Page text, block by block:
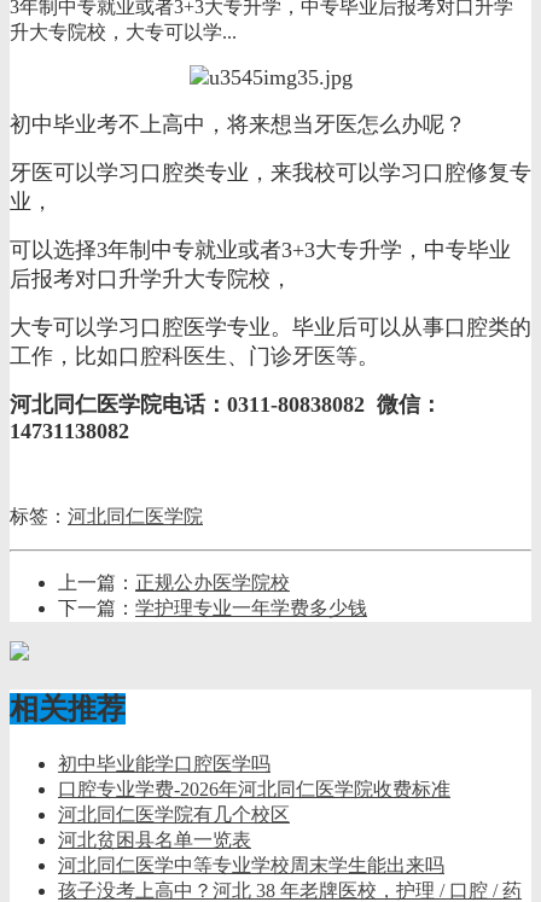
3年制中专就业或者3+3大专升学，中专毕业后报考对口升学
升大专院校，大专可以学...
初中毕业考不上高中，将来想当牙医怎么办呢？
牙医可以学习口腔类专业，来我校可以学习口腔修复专
业，
可以选择3年制中专就业或者3+3大专升学，中专毕业
后报考对口升学升大专院校，
大专可以学习口腔医学专业。毕业后可以从事口腔类的
工作，比如口腔科医生、门诊牙医等。
河北同仁医学院电话：0311-80838082 微信：
14731138082
标签： 河北同仁医学院
上一篇： 正规公办医学院校
下一篇： 学护理专业一年学费多少钱
相关推荐
初中毕业能学口腔医学吗
口腔专业学费-2026年河北同仁医学院收费标准
河北同仁医学院有几个校区
河北贫困县名单一览表
河北同仁医学中等专业学校周末学生能出来吗
孩子没考上高中？河北 38 年老牌医校，护理 / 口腔 / 药